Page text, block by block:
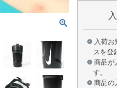
入荷
スを登
商品が
す。
商品の